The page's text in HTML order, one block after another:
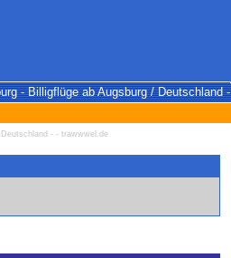
- Billigflüge ab Augsburg / Deutschland -
- - trawwwel.de